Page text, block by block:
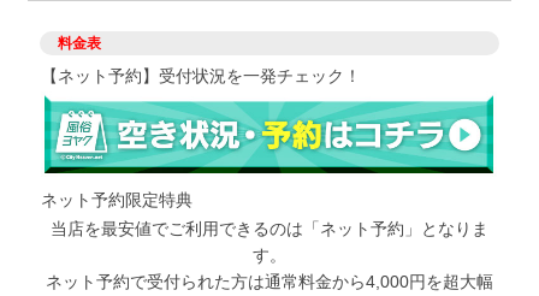
料金表
【ネット予約】受付状況を一発チェック！
ネット予約限定特典
当店を最安値でご利用できるのは「ネット予約」となりま
す。
ネット予約で受付られた方は通常料金から4,000円を超大幅